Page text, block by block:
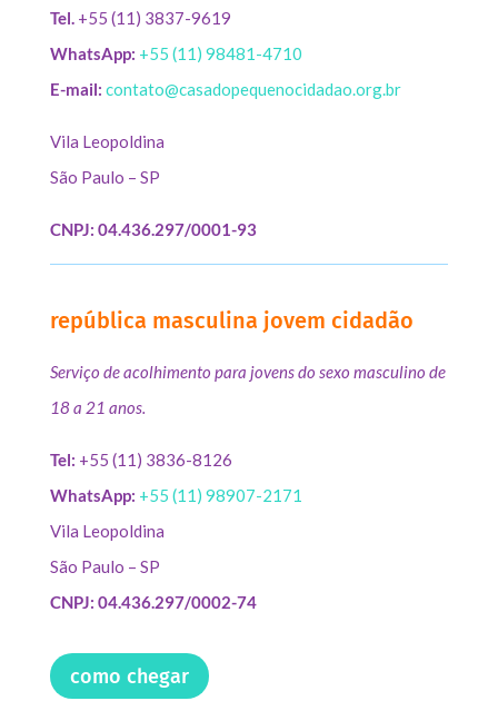
Tel.+55 (11) 3837-9619
WhatsApp: +55 (11) 98481-4710
E-mail: contato@casadopequenocidadao.org.br
Vila Leopoldina
São Paulo – SP
CNPJ: 04.436.297/0001-93
república masculina jovem cidadão
Serviço de acolhimento para jovens do sexo masculino de
18 a 21 anos.
Tel: +55 (11) 3836-8126
WhatsApp: +55 (11) 98907-2171
Vila Leopoldina
São Paulo – SP
CNPJ: 04.436.297/0002-74
como chegar